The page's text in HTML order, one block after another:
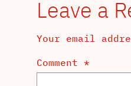
Leave a
Your email
Comment *